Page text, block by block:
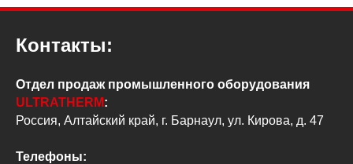
Контакты:
Отдел продаж промышленного оборудования
ULTRATHERM:
Россия, Алтайский край, г. Барнаул, ул. Кирова, д. 47
Телефоны: